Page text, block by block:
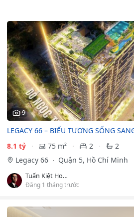
9
LEGACY 66 – BIỂU TƯỢNG SỐNG
8.1 tỷ
75 m² 2
2
Legacy 66
Quận 5, Hồ Chí Minh
Tuấn Kiệt Homes
Đăng 1 tháng trước